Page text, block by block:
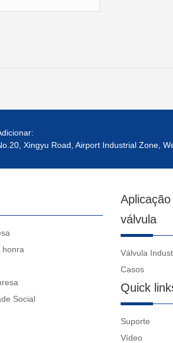
Xingyu Road, Airport Industrial Zone,
honra
Social
válvula
Válvula
Casos
Quick
Suporte
Vídeo